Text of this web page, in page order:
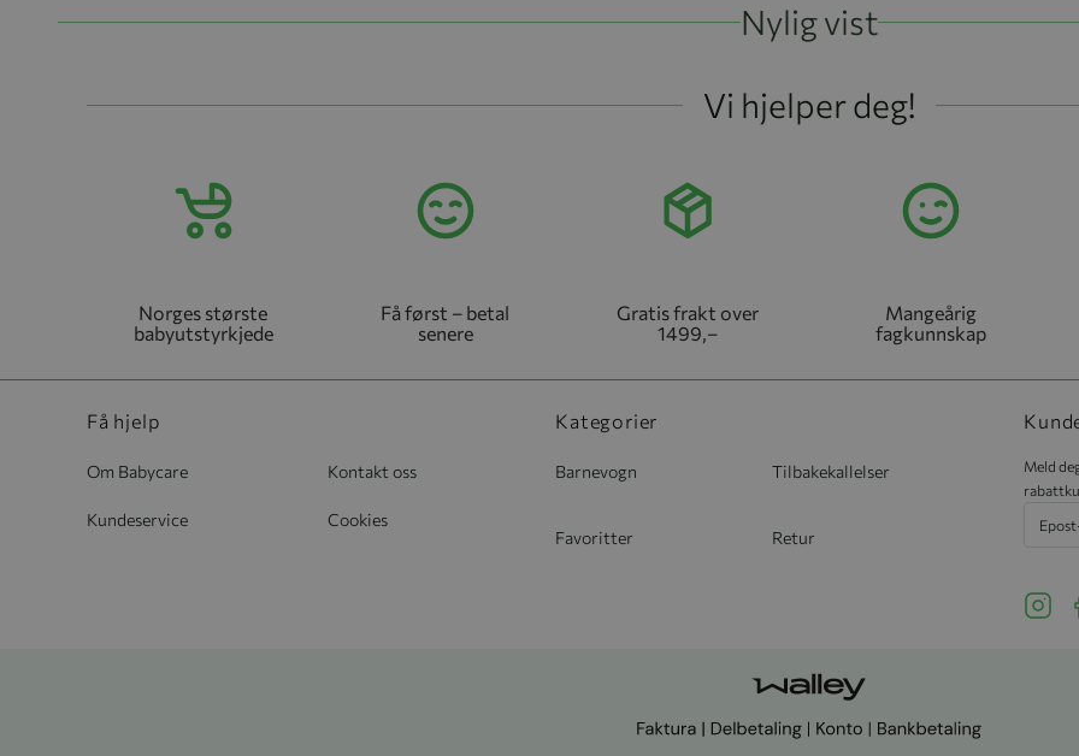
Nylig vist
Vi hjelper deg!
Norges største
babyutstyrkjede
Få først – betal
senere
Gratis frakt over
1499,–
Mangeårig
fagkunnskap
Få hjelp
Om Babycare Kontakt oss
Kundeservice Cookies
Kategorier
Barnevogn Tilbakekallelser
Favoritter Retur
Meld
See